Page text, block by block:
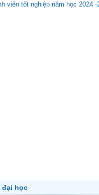
viên tốt nghiệp năm học 2024 -
đại học